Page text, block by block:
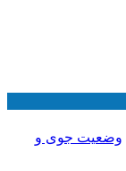
وضعیت جوی و